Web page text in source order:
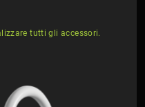
tutti gli accessori.